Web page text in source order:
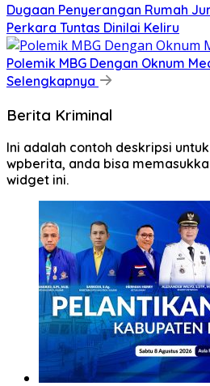
Dugaan Penyerangan Rumah
Perkara Tuntas Dinilai Keliru
Polemik MBG Dengan Oknum
Selengkapnya
Berita Kriminal
Ini adalah contoh deskripsi
wpberita, anda bisa
widget ini.